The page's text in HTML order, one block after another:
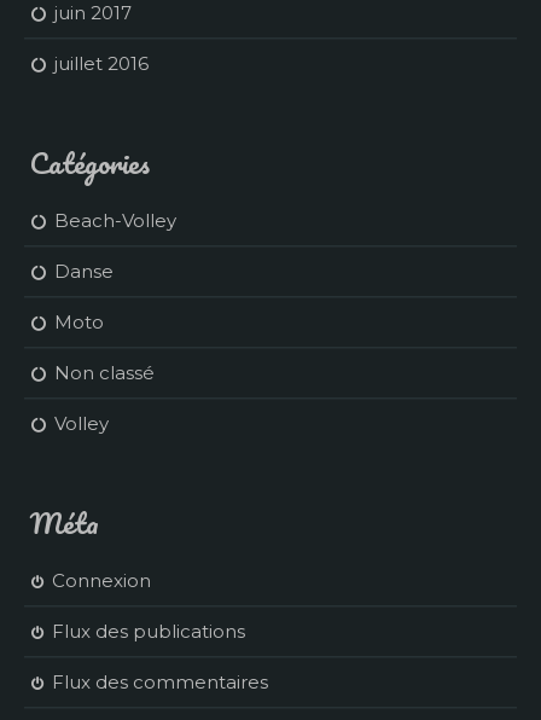
juin 2017
juillet 2016
Catégories
Beach-Volley
Danse
Moto
Non classé
Volley
Méta
Connexion
Flux des publications
Flux des commentaires